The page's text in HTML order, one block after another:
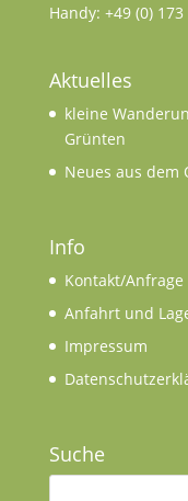
Handy: +49 (0)
Aktuelles
kleine
Grünten
Neues aus dem
Info
Kontakt/Anfrage
Anfahrt und
Impressum
Suche